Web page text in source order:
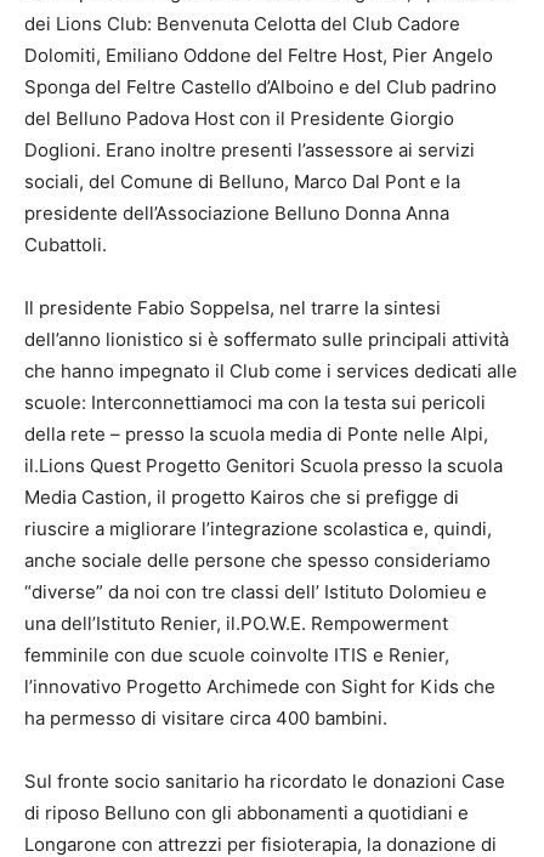
dei Lions Club: Benvenuta Celotta del Club Cadore
Dolomiti, Emiliano Oddone del Feltre Host, Pier Angelo
Sponga del Feltre Castello d’Alboino e del Club padrino
del Belluno Padova Host con il Presidente Giorgio
Doglioni. Erano inoltre presenti l’assessore ai servizi
sociali, del Comune di Belluno, Marco Dal Pont e la
presidente dell’Associazione Belluno Donna Anna
Cubattoli.
Il presidente Fabio Soppelsa, nel trarre la sintesi
dell’anno lionistico si è soffermato sulle principali attività
che hanno impegnato il Club come i services dedicati alle
scuole: Interconnettiamoci ma con la testa sui pericoli
della rete – presso la scuola media di Ponte nelle Alpi,
il.Lions Quest Progetto Genitori Scuola presso la scuola
Media Castion, il progetto Kairos che si prefigge di
riuscire a migliorare l’integrazione scolastica e, quindi,
anche sociale delle persone che spesso consideriamo
“diverse” da noi con tre classi dell’ Istituto Dolomieu e
una dell’Istituto Renier, il.PO.W.E. Rempowerment
femminile con due scuole coinvolte ITIS e Renier,
l’innovativo Progetto Archimede con Sight for Kids che
ha permesso di visitare circa 400 bambini.
Sul fronte socio sanitario ha ricordato le donazioni Case
di riposo Belluno con gli abbonamenti a quotidiani e
Longarone con attrezzi per fisioterapia, la donazione di